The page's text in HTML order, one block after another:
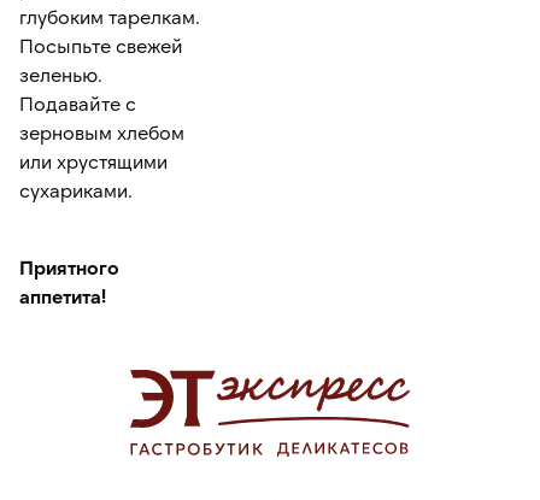
глубоким тарелкам.
Посыпьте свежей
зеленью.
Подавайте с
зерновым хлебом
или хрустящими
сухариками.
Приятного
аппетита!